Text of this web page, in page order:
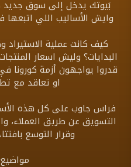
بَيوتك يدخل إلى سوق جديد
وايش الأساليب اللي اتبعها
كيف كانت عملية
البدايات؟ وليش اسعار
قدروا يواجهون أزمة كورونا
او تعاقد مع
فراس جاوب على كل هذه
التسويق عن طريق العملاء،
وقرار التوسع